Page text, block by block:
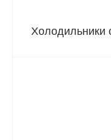
Холодильники